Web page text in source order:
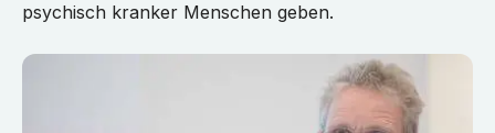
psychisch kranker Menschen geben.